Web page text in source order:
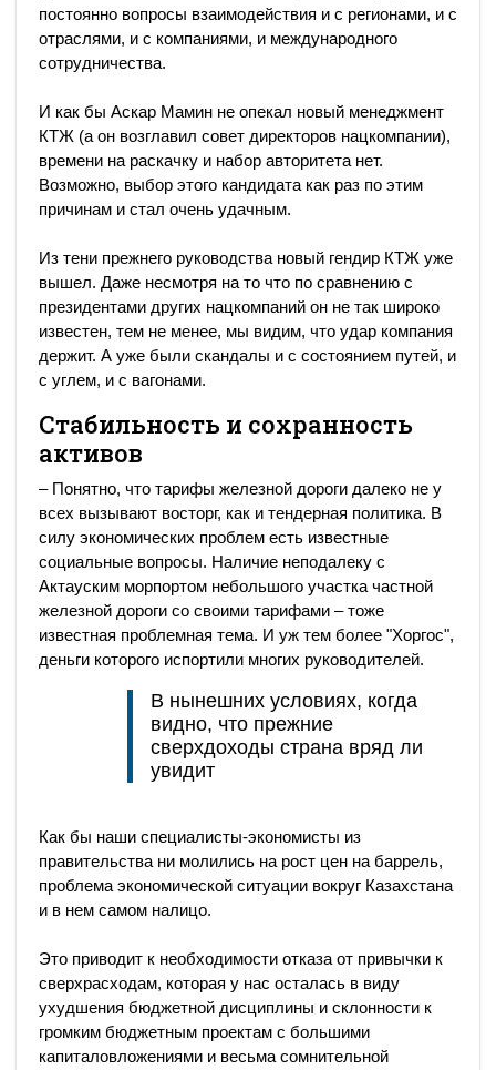
постоянно вопросы взаимодействия и с регионами, и с
отраслями, и с компаниями, и международного
сотрудничества.
И как бы Аскар Мамин не опекал новый менеджмент
КТЖ (а он возглавил совет директоров нацкомпании),
времени на раскачку и набор авторитета нет.
Возможно, выбор этого кандидата как раз по этим
причинам и стал очень удачным.
Из тени прежнего руководства новый гендир КТЖ уже
вышел. Даже несмотря на то что по сравнению с
президентами других нацкомпаний он не так широко
известен, тем не менее, мы видим, что удар компания
держит. А уже были скандалы и с состоянием путей, и
с углем, и с вагонами.
Стабильность и сохранность
активов
– Понятно, что тарифы железной дороги далеко не у
всех вызывают восторг, как и тендерная политика. В
силу экономических проблем есть известные
социальные вопросы. Наличие неподалеку с
Актауским морпортом небольшого участка частной
железной дороги со своими тарифами – тоже
известная проблемная тема. И уж тем более "Хоргос",
деньги которого испортили многих руководителей.
В нынешних условиях, когда
видно, что прежние
сверхдоходы страна вряд ли
увидит
Как бы наши специалисты-экономисты из
правительства ни молились на рост цен на баррель,
проблема экономической ситуации вокруг Казахстана
и в нем самом налицо.
Это приводит к необходимости отказа от привычки к
сверхрасходам, которая у нас осталась в виду
ухудшения бюджетной дисциплины и склонности к
громким бюджетным проектам с большими
капиталовложениями и весьма сомнительной